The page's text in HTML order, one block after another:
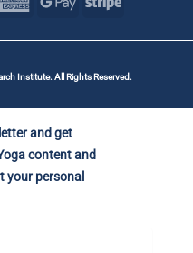
Institute. All Rights Reserved.
and get
content and
your personal